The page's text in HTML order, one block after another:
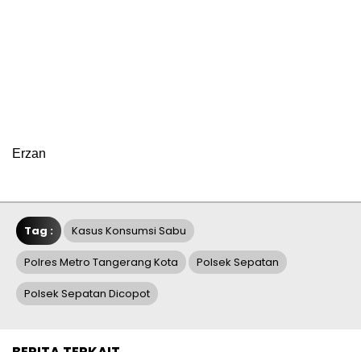
Erzan
Tag : Kasus Konsumsi Sabu
Polres Metro Tangerang Kota Polsek Sepatan
Polsek Sepatan Dicopot